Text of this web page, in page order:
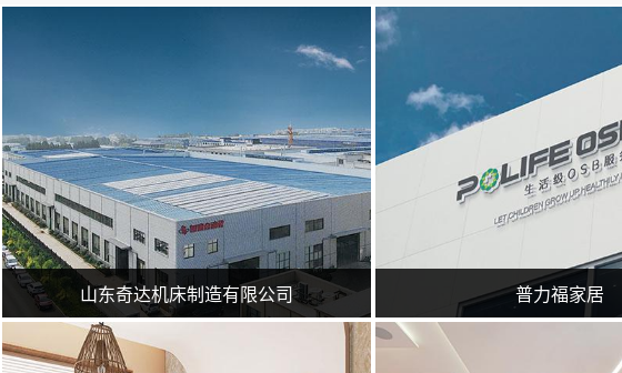
山东奇达机床制造有限公司 普力福家居